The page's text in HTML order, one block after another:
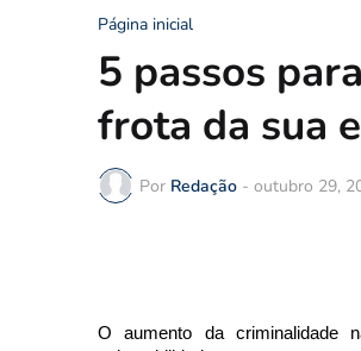
Página inicial
5 passos
frota da sua
Por Redação - outubro 29,
O aumento da criminalidade